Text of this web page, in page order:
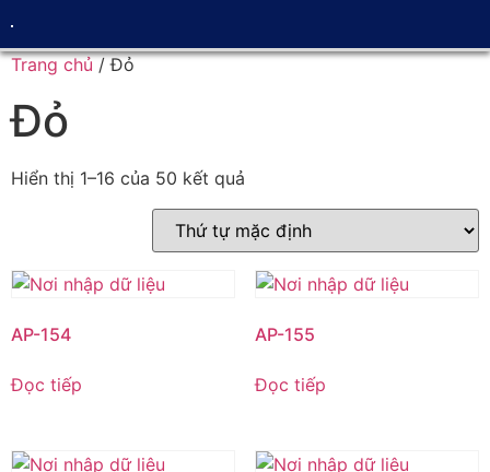
Trang chủ / Đỏ
Đỏ
Hiển thị 1–16 của 50 kết quả
AP-154
Đọc tiếp
AP-155
Đọc tiếp